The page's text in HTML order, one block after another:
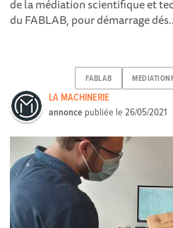
de la médiation scientifique et
du FABLAB, pour démarrage
FABLAB
LA MACHINERIE
annonce publiée le26/05/2021